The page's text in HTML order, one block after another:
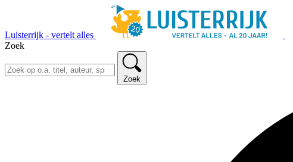
Luisterrijk - vertelt alles
Zoek
Zoek